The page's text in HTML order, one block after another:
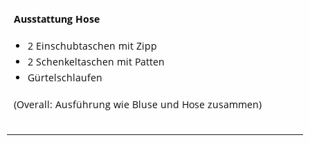
Ausstattung Hose
2 Einschubtaschen mit Zipp
2 Schenkeltaschen mit Patten
Gürtelschlaufen
(Overall: Ausführung wie Bluse und Hose zusammen)